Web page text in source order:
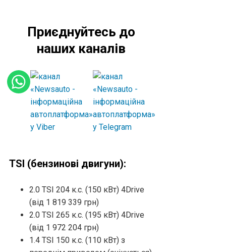
Приєднуйтесь до
наших каналів
TSI (бензинові двигуни):
2.0 TSI 204 к.с. (150 кВт) 4Drive
(від 1 819 339 грн)
2.0 TSI 265 к.с. (195 кВт) 4Drive
(від 1 972 204 грн)
1.4 TSI 150 к.с. (110 кВт) з